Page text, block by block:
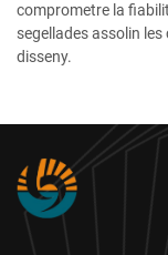
comprometre la
segellades assolin
disseny.